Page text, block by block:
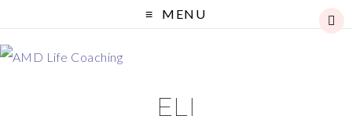
MENU
ELI